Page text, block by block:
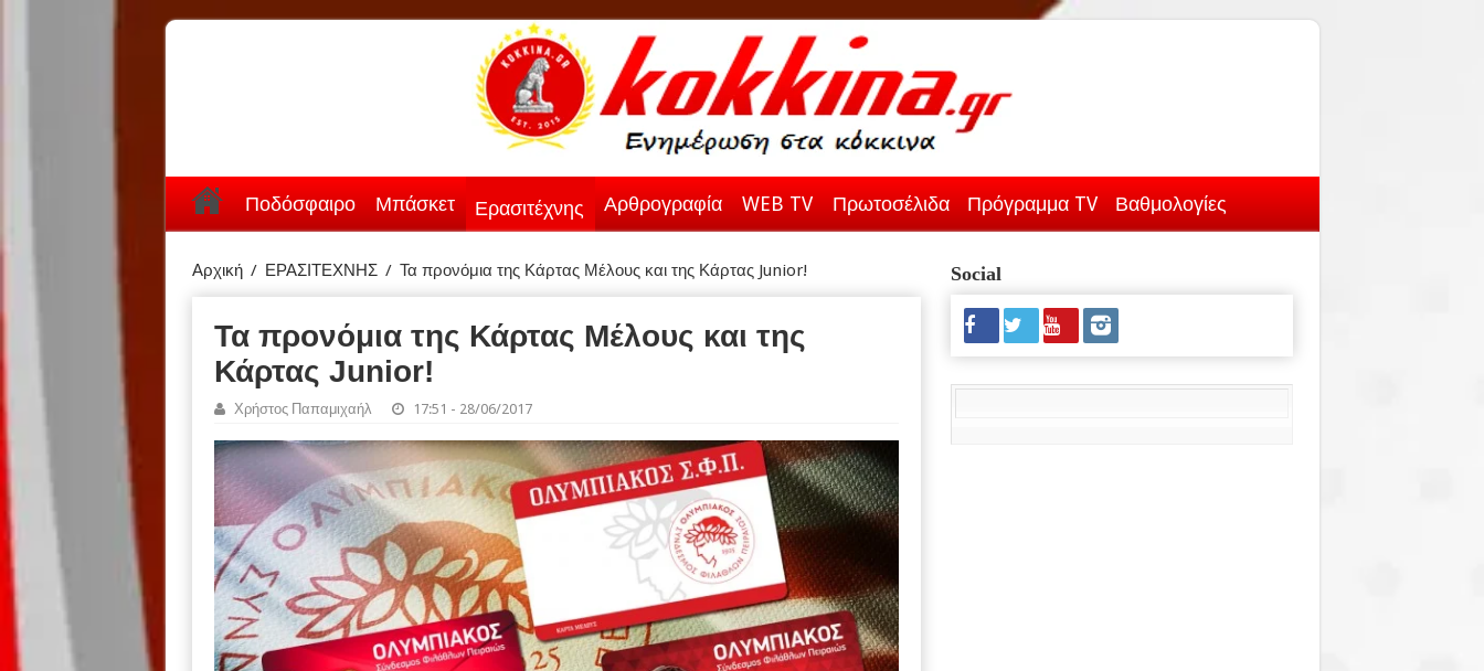
Ποδόσφαιρο Μπάσκετ Ερασιτέχνης Αρθρογραφία WEB TV Πρωτοσέλιδα Πρόγραμμα TV Βαθμολογίες
Αρχική / ΕΡΑΣΙΤΕΧΝΗΣ / Τα προνόμια της Κάρτας Μέλους και της Κάρτας Junior!
Τα προνόμια της Κάρτας Μέλους και της
Κάρτας Junior!
Χρήστος Παπαμιχαήλ 17:51 - 28/06/2017
Social